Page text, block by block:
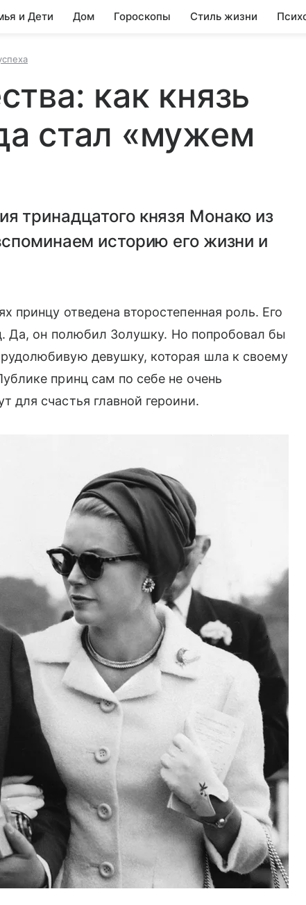
и Дети Дом Гороскопы Стиль жизни
как князь
стал «мужем
тринадцатого князя Монако из
историю его жизни и
принцу отведена второстепенная роль. Его
Да, он полюбил Золушку. Но попробовал бы
девушку, которая шла к своему
принц сам по себе не очень
для счастья главной героини.